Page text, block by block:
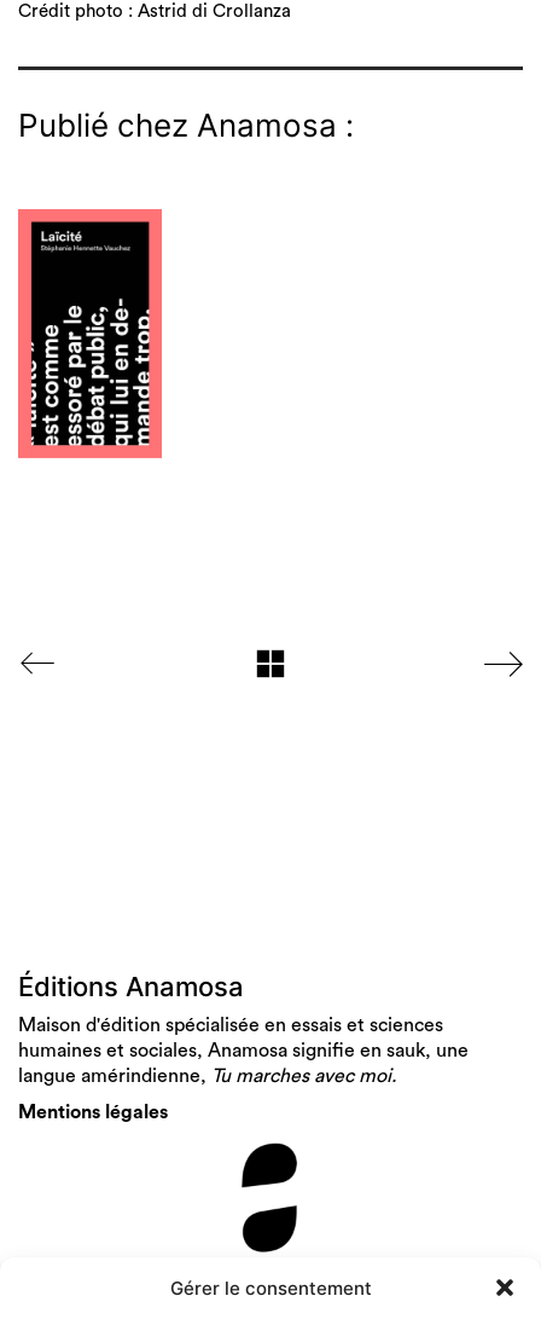
Gérer le consentement
Crédit photo : Astrid di Crollanza
Publié chez Anamosa :
Éditions Anamosa
Maison d'édition spécialisée en essais et sciences
humaines et sociales, Anamosa signifie en sauk, une
langue amérindienne, Tu marches avec moi.
Mentions légales